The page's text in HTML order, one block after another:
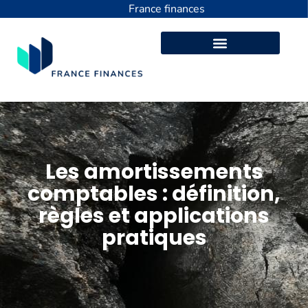
France finances
Les amortissements
comptables : définition,
règles et applications
pratiques